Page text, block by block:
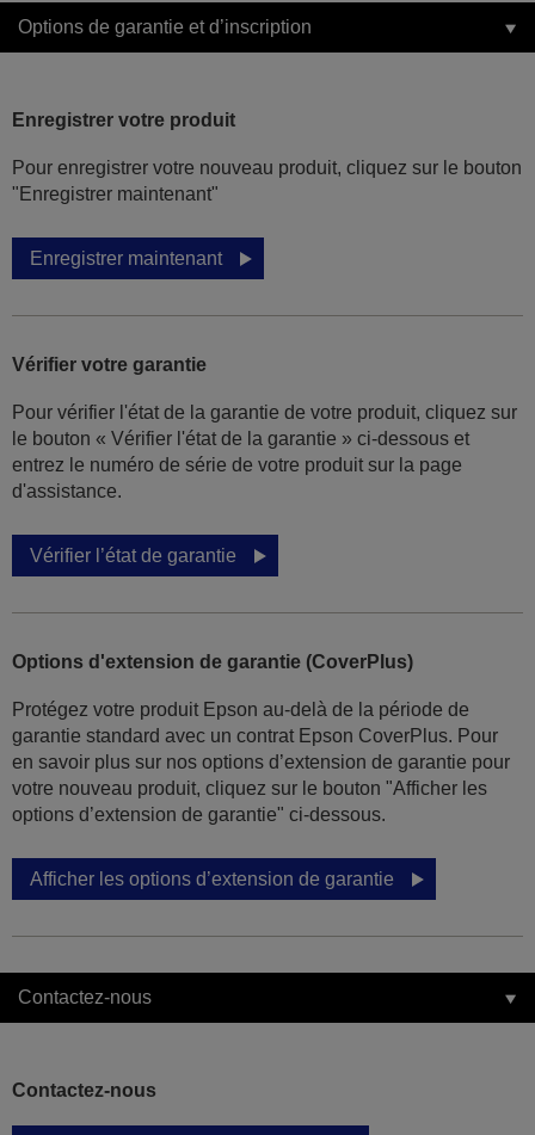
Options de garantie et d’inscription
Enregistrer votre produit
Pour enregistrer votre nouveau produit, cliquez sur le bouton
"Enregistrer maintenant"
Enregistrer maintenant
Vérifier votre garantie
Pour vérifier l'état de la garantie de votre produit, cliquez sur
le bouton « Vérifier l'état de la garantie » ci-dessous et
entrez le numéro de série de votre produit sur la page
d'assistance.
Vérifier l’état de garantie
Options d'extension de garantie (CoverPlus)
Protégez votre produit Epson au-delà de la période de
garantie standard avec un contrat Epson CoverPlus. Pour
en savoir plus sur nos options d’extension de garantie pour
votre nouveau produit, cliquez sur le bouton "Afficher les
options d’extension de garantie" ci-dessous.
Afficher les options d’extension de garantie
Contactez-nous
Contactez-nous